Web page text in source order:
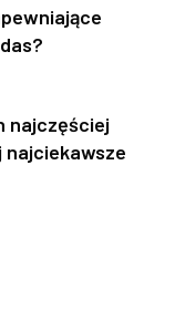
najczęściej
najciekawsze